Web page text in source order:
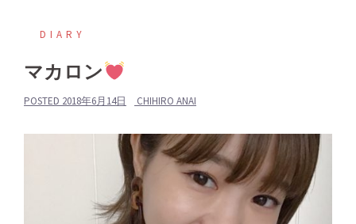
DIARY
マカロン
POSTED 2018年6月14日 CHIHIRO ANAI